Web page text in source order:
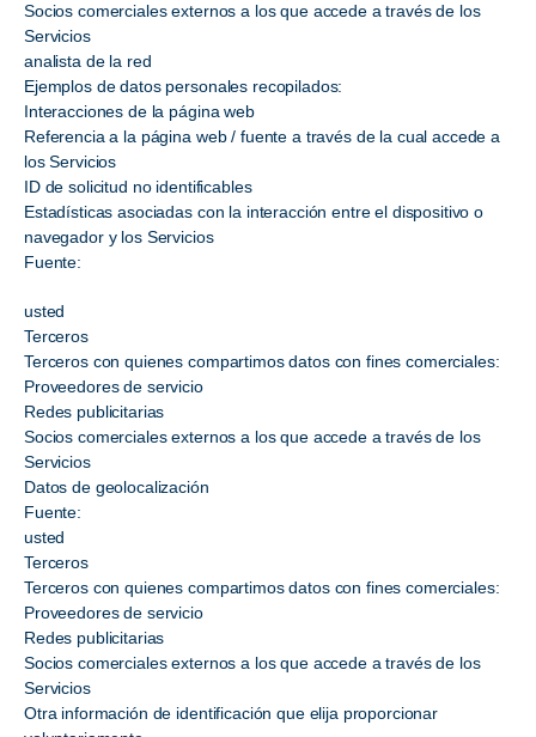
Socios comerciales externos a los que accede a través de los
Servicios
analista de la red
Ejemplos de datos personales recopilados:
Interacciones de la página web
Referencia a la página web / fuente a través de la cual accede a
los Servicios
ID de solicitud no identificables
Estadísticas asociadas con la interacción entre el dispositivo o
navegador y los Servicios
Fuente:
usted
Terceros
Terceros con quienes compartimos datos con fines comerciales:
Proveedores de servicio
Redes publicitarias
Socios comerciales externos a los que accede a través de los
Servicios
Datos de geolocalización
Fuente:
usted
Terceros
Terceros con quienes compartimos datos con fines comerciales:
Proveedores de servicio
Redes publicitarias
Socios comerciales externos a los que accede a través de los
Servicios
Otra información de identificación que elija proporcionar